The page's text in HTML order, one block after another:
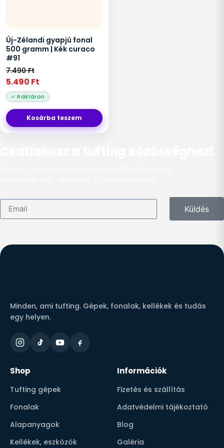
Új-Zélandi gyapjú fonal
500 gramm | Kék curaco
#91
7.490Ft
5.490 Ft
Kosárba teszem
Küldés
Minden, ami tufting. Gépek, fonalak, kellékek és tudás
egy helyen.
Shop
Tufting gépek
Fonalak
Alapanyagok
Kellékek, eszközök
Információk
Fizetés és szállítás
Adatvédelmi tájékoztató
Blog
Galéria